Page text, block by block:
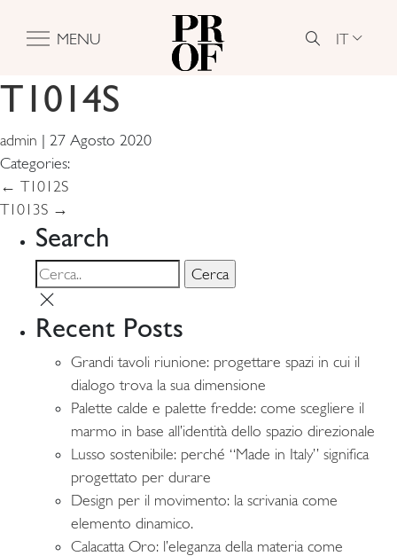
MENU IT
T1014S
admin | 27 Agosto 2020
Categories:
Navigazione
articoli
← T1012S
T1013S →
Search
Recent Posts
Grandi tavoli riunione: progettare spazi in cui il
dialogo trova la sua dimensione
Palette calde e palette fredde: come scegliere il
marmo in base all’identità dello spazio direzionale
Lusso sostenibile: perché “Made in Italy” significa
progettato per durare
Design per il movimento: la scrivania come
elemento dinamico.
Calacatta Oro: l’eleganza della materia come